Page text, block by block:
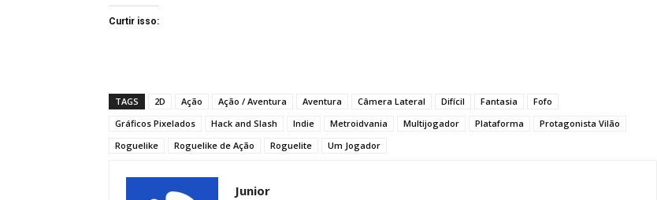
Curtir isso:
TAGS 2D Ação Ação / Aventura Aventura Câmera Lateral Difícil Fantasia
Fofo
Gráficos Pixelados
Hack and Slash Indie Metroidvania Multijogador Plataforma
Protagonista Vilão
Roguelike
Roguelike de Ação Roguelite Um Jogador
Junior